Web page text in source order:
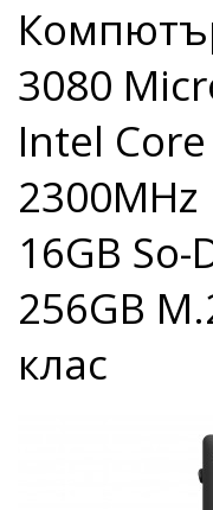
3080
Intel
2300MHz
16GB
256GB
клас